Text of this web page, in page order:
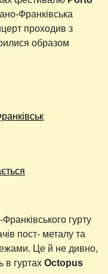
Франківська
проходив з
образом
Франківського гурту
пост- металу та
Це й не дивно,
в гуртах Octopus